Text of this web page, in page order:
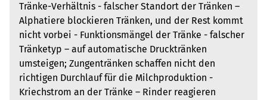
Tränke-Verhältnis - falscher Standort der Tränken –
Alphatiere blockieren Tränken, und der Rest kommt
nicht vorbei - Funktionsmängel der Tränke - falscher
Tränketyp – auf automatische Drucktränken
umsteigen; Zungentränken schaffen nicht den
richtigen Durchlauf für die Milchproduktion -
Kriechstrom an der Tränke – Rinder reagieren